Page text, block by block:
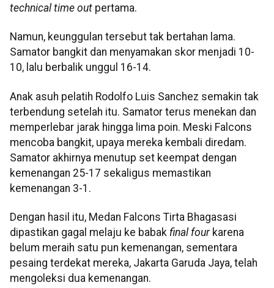
technical time out pertama.
Namun, keunggulan tersebut tak bertahan lama.
Samator bangkit dan menyamakan skor menjadi 10-
10, lalu berbalik unggul 16-14.
Anak asuh pelatih Rodolfo Luis Sanchez semakin tak
terbendung setelah itu. Samator terus menekan dan
memperlebar jarak hingga lima poin. Meski Falcons
mencoba bangkit, upaya mereka kembali diredam.
Samator akhirnya menutup set keempat dengan
kemenangan 25-17 sekaligus memastikan
kemenangan 3-1.
Dengan hasil itu, Medan Falcons Tirta Bhagasasi
dipastikan gagal melaju ke babak final fourkarena
belum meraih satu pun kemenangan, sementara
pesaing terdekat mereka, Jakarta Garuda Jaya, telah
mengoleksi dua kemenangan.